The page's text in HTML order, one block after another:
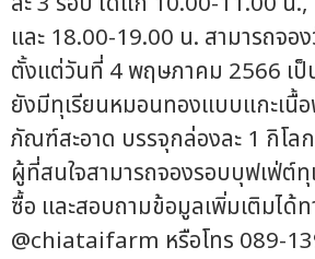
และ 18.00-19.00 น. สามารถจอ
ตั้งแต่วันที่ 4 พฤษภาคม 2566 เ
ยังมีทุเรียนหมอนทองแบบแกะเนื้
ภัณฑ์สะอาด บรรจุกล่องละ 1 กิโล
ผู้ที่สนใจสามารถจองรอบบุฟเฟ่ต์
ซื้อ และสอบถามข้อมูลเพิ่มเติมได้
@chiataifarm หรือโทร 089-